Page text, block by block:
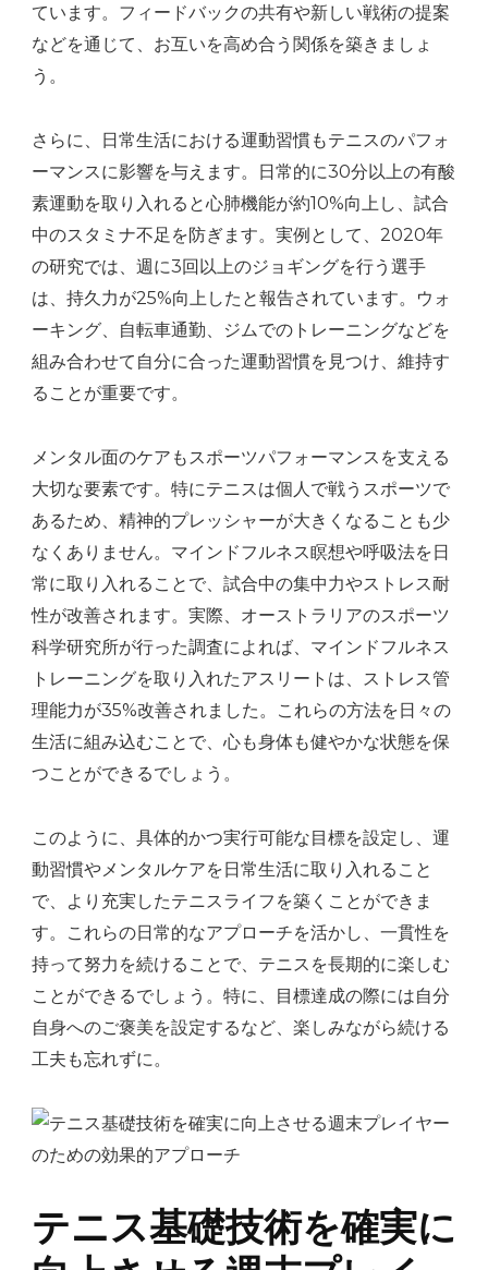
ています。フィードバックの共有や新しい戦術の提案
などを通じて、お互いを高め合う関係を築きましょ
う。
さらに、日常生活における運動習慣もテニスのパフォ
ーマンスに影響を与えます。日常的に30分以上の有酸
素運動を取り入れると心肺機能が約10%向上し、試合
中のスタミナ不足を防ぎます。実例として、2020年
の研究では、週に3回以上のジョギングを行う選手
は、持久力が25%向上したと報告されています。ウォ
ーキング、自転車通勤、ジムでのトレーニングなどを
組み合わせて自分に合った運動習慣を見つけ、維持す
ることが重要です。
メンタル面のケアもスポーツパフォーマンスを支える
大切な要素です。特にテニスは個人で戦うスポーツで
あるため、精神的プレッシャーが大きくなることも少
なくありません。マインドフルネス瞑想や呼吸法を日
常に取り入れることで、試合中の集中力やストレス耐
性が改善されます。実際、オーストラリアのスポーツ
科学研究所が行った調査によれば、マインドフルネス
トレーニングを取り入れたアスリートは、ストレス管
理能力が35%改善されました。これらの方法を日々の
生活に組み込むことで、心も身体も健やかな状態を保
つことができるでしょう。
このように、具体的かつ実行可能な目標を設定し、運
動習慣やメンタルケアを日常生活に取り入れること
で、より充実したテニスライフを築くことができま
す。これらの日常的なアプローチを活かし、一貫性を
持って努力を続けることで、テニスを長期的に楽しむ
ことができるでしょう。特に、目標達成の際には自分
自身へのご褒美を設定するなど、楽しみながら続ける
工夫も忘れずに。
テニス基礎技術を確実に